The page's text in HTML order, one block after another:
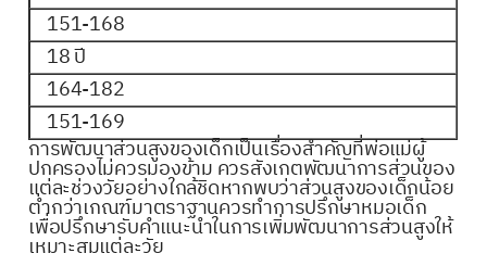
151-168
18 ปี
164-182
151-169
การพัฒนาส่วนสูงของเด็กเป็นเรื่องสำคัญที่พ่อแม่ผู้
ปกครองไม่ควรมองข้าม ควรสังเกตพัฒนาการส่วนของ
แต่ละช่วงวัยอย่างใกล้ชิดหากพบว่าส่วนสูงของเด็กน้อย
ต่ำกว่าเกณฑ์มาตราฐานควรทำการปรึกษาหมอเด็ก
เพื่อปรึกษารับคำแนะนำในการเพิ่มพัฒนาการส่วนสูงให้
เหมาะสมแต่ละวัย